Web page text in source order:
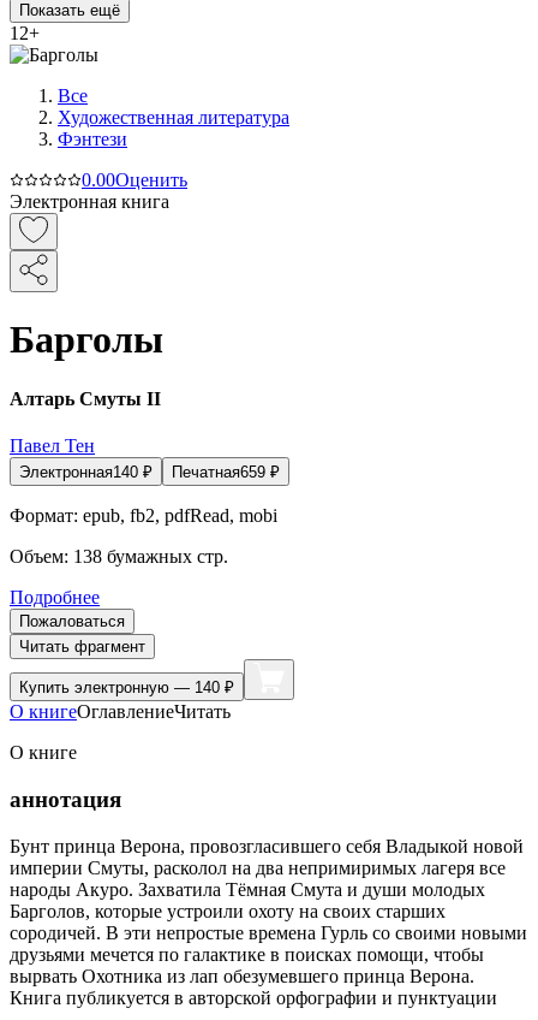
Показать ещё
12+
Все
Художественная литература
Фэнтези
0.00Оценить
Электронная книга
Барголы
Алтарь Смуты II
Павел Тен
Электронная140 ₽ Печатная659 ₽
Формат: epub, fb2, pdfRead, mobi
Объем: 138 бумажных стр.
Подробнее
Пожаловаться
Читать фрагмент
Купить электронную — 140 ₽
О книгеОглавлениеЧитать
О книге
аннотация
Бунт принца Верона, провозгласившего себя Владыкой новой
империи Смуты, расколол на два непримиримых лагеря все
народы Акуро. Захватила Тёмная Смута и души молодых
Барголов, которые устроили охоту на своих старших
сородичей. В эти непростые времена Гурль со своими новыми
друзьями мечется по галактике в поисках помощи, чтобы
вырвать Охотника из лап обезумевшего принца Верона.
Книга публикуется в авторской орфографии и пунктуации